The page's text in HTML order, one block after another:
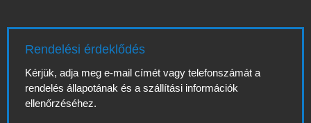
Rendelési érdeklődés
Kérjük, adja meg e-mail címét vagy telefonszámát a
rendelés állapotának és a szállítási információk
ellenőrzéséhez.